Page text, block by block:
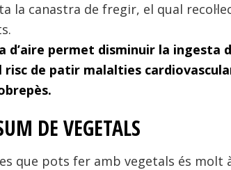
la canastra de fregir, el qual
d’aire permet disminuir la ingesta
risc de patir malalties
DE VEGETALS
que pots fer amb vegetals és molt